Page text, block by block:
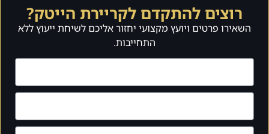
רוצים להתקדם לקריירת הייטק?
השאירו פרטים ויועץ מקצועי יחזור אליכם לשיחת ייעוץ ללא
התחייבות.